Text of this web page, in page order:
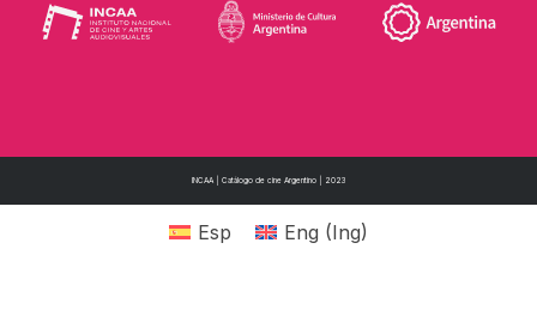
INCAA | Catálogo de cine Argentino | 2023
Esp Eng (Ing)